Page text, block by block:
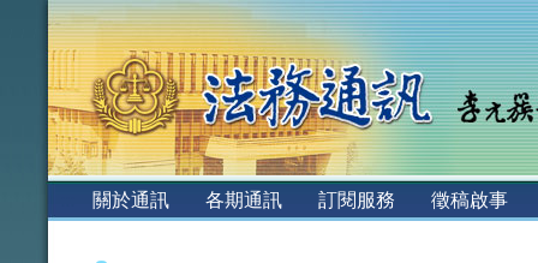
關於通訊 各期通訊 訂閱服務
徵稿啟事